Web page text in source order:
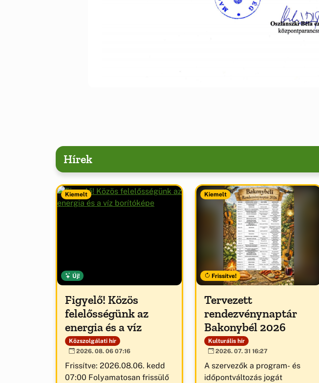
Hírek
Kiemelt
Új!
Figyelő! Közös
felelősségünk az
energia és a víz
Közszolgálati hír
2026. 08. 06 07:16
Frissítve: 2026.08.06. kedd
07:00 Folyamatosan frissülő
Kiemelt
Frissítve!
Tervezett
rendezvénynaptár
Bakonybél 2026
Kulturális hír
2026. 07. 31 16:27
A szervezők a program- és
időpontváltozás jogát